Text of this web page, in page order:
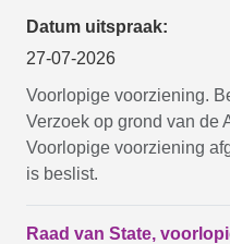
Datum uitspraak:
27-07-2026
Voorlopige voorziening.
Verzoek op grond van de
Voorlopige voorziening
is beslist.
Raad van State,